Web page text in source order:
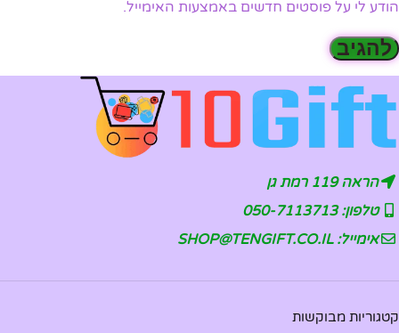
הודע לי על פוסטים חדשים באמצעות האימייל.
הראה 119 רמת גן
טלפון: 050-7113713
אימייל: SHOP@TENGIFT.CO.IL
קטגוריות מבוקשות